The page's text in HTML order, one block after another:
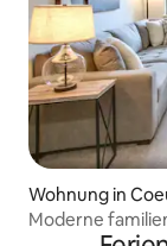
Wohnung in
Moderne